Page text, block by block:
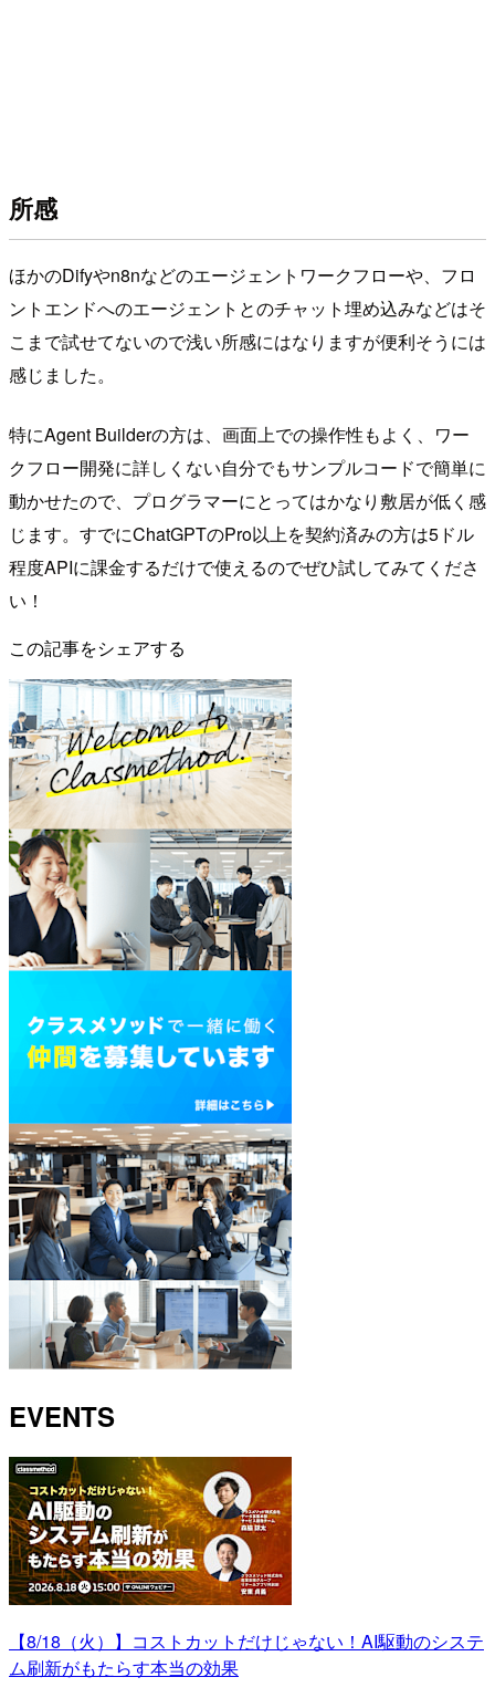
所感
ほかのDifyやn8nなどのエージェントワークフローや、フロ
ントエンドへのエージェントとのチャット埋め込みなどはそ
こまで試せてないので浅い所感にはなりますが便利そうには
感じました。
特にAgent Builderの方は、画面上での操作性もよく、ワー
クフロー開発に詳しくない自分でもサンプルコードで簡単に
動かせたので、プログラマーにとってはかなり敷居が低く感
じます。すでにChatGPTのPro以上を契約済みの方は5ドル
程度APIに課金するだけで使えるのでぜひ試してみてくださ
い！
この記事をシェアする
EVENTS
【8/18（火）】コストカットだけじゃない！AI駆動のシステ
ム刷新がもたらす本当の効果